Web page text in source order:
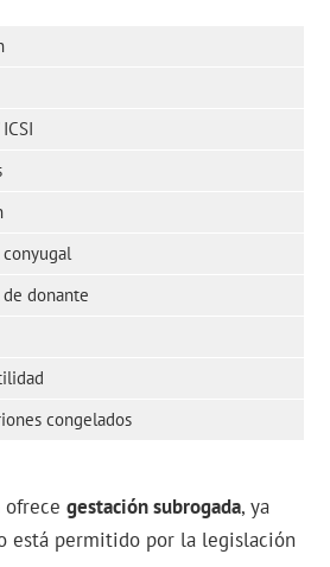
donante
congelados
ofrecegestación subrogada, ya
está permitido por la legislación